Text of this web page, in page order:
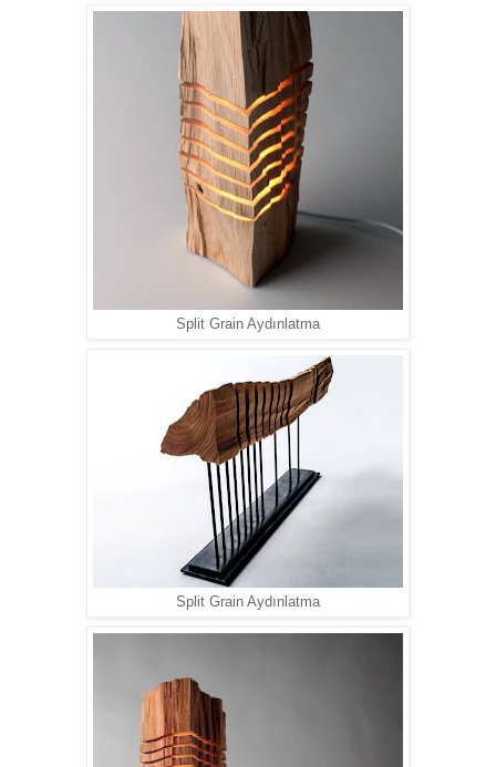
Split Grain Aydınlatma
Split Grain Aydınlatma